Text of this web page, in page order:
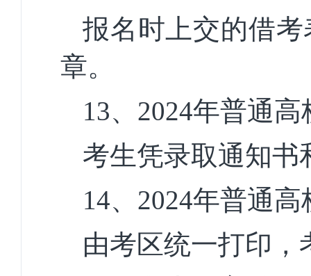
报名时上交的借
章。
13、 2024年普通高
考生凭录取通知书
14、 2024年普通高
由考区统一打印